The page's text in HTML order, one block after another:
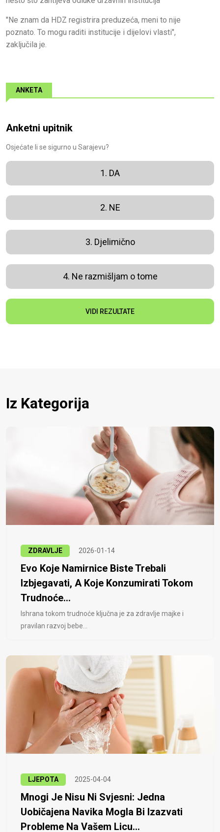
"Ne znam da HDZ registrira preduzeća, meni to nije
poznato. To mogu raditi institucije i dijelovi vlasti",
zaključila je.
ANKETA
Anketni upitnik
Osjećate li se sigurno u Sarajevu?
1. DA
2. NE
3. Djelimično
4. Ne razmišljam o tome
VIDI REZULTATE
Iz Kategorija
ZDRAVLJE 2026-01-14
Evo Koje Namirnice Biste Trebali
Izbjegavati, A Koje Konzumirati Tokom
Trudnoće...
Ishrana tokom trudnoće ključna je za zdravlje majke i
pravilan razvoj bebe...
LJEPOTA 2025-04-04
Mnogi Je Nisu Ni Svjesni: Jedna
Uobičajena Navika Mogla Bi Izazvati
Probleme Na Vašem Licu...